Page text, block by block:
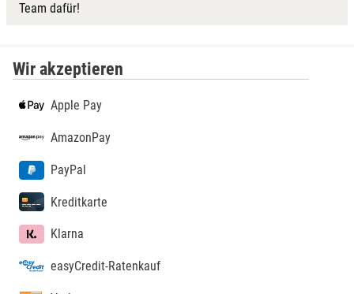
Team dafür!
Wir akzeptieren
Apple Pay
AmazonPay
PayPal
Kreditkarte
Klarna
easyCredit-Ratenkauf